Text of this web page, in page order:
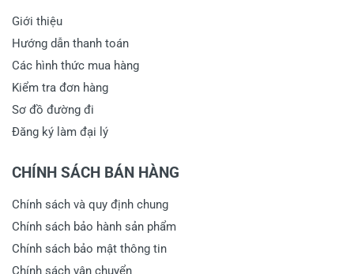
Giới thiệu
Hướng dẫn thanh toán
Các hình thức mua hàng
Kiểm tra đơn hàng
Sơ đồ đường đi
Đăng ký làm đại lý
CHÍNH SÁCH BÁN HÀNG
Chính sách và quy định chung
Chính sách bảo hành sản phẩm
Chính sách bảo mật thông tin
Chính sách vận chuyển